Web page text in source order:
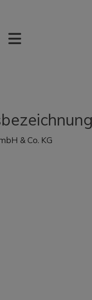
& Co. KG